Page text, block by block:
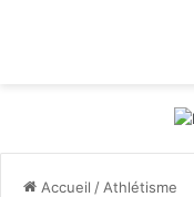
Accueil / Athlétisme